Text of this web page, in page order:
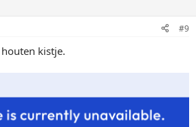
#9
kistje.